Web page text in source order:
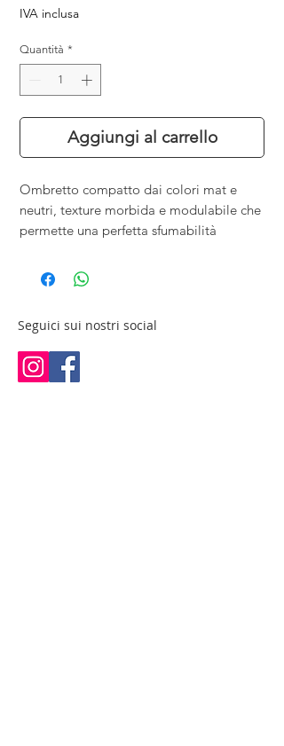
IVA inclusa
Quantità *
Aggiungi al carrello
Ombretto compatto dai colori mat e
neutri, texture morbida e modulabile che
permette una perfetta sfumabilità
Seguici sui nostri social